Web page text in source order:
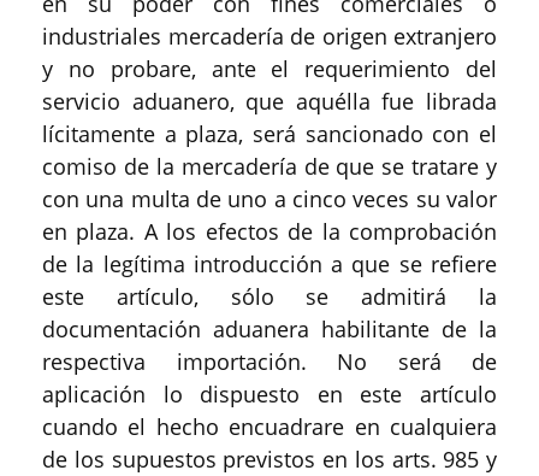
industriales mercadería de origen extranjero
y no probare, ante el requerimiento del
servicio aduanero, que aquélla fue librada
lícitamente a plaza, será sancionado con el
comiso de la mercadería de que se tratare y
con una multa de uno a cinco veces su valor
en plaza. A los efectos de la comprobación
de la legítima introducción a que se refiere
este artículo, sólo se admitirá la
documentación aduanera habilitante de la
respectiva importación. No será de
aplicación lo dispuesto en este artículo
cuando el hecho encuadrare en cualquiera
de los supuestos previstos en los arts. 985 y